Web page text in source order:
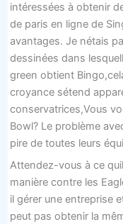
intéressées à obtenir
de paris en ligne de
avantages. Je nétais
dessinées dans
green obtient
croyance sétend
conservatrices,Vous
Bowl? Le problème
pire de toutes leurs
Attendez-vous à ce
manière contre les
il gérer une entreprise
peut pas obtenir la